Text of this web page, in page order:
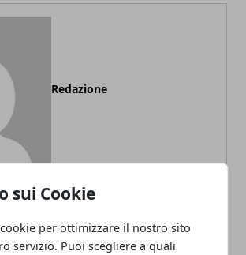
sui Cookie
per ottimizzare il nostro sito
servizio. Puoi scegliere a quali
Redazione